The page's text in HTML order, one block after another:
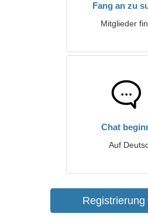
Fang an zu
Mitglieder
Chat
Auf
Registrierung